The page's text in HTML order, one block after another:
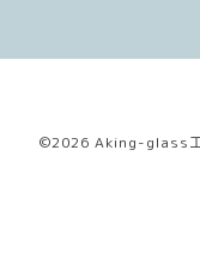
©2026 Aking-glass